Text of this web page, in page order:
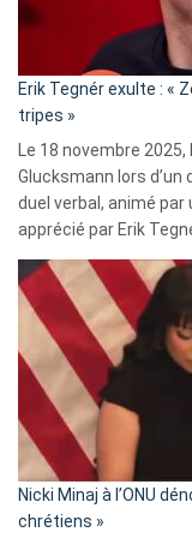
Erik Tegnér exulte : «
tripes »
Le 18 novembre
Glucksmann lors
duel verbal, animé par
apprécié par Erik
Nicki Minaj à l’ONU
chrétiens »